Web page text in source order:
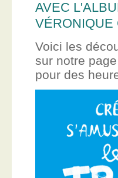
AVEC
VÉRONIQUE
Voici les
sur notre
pour des